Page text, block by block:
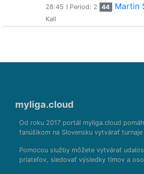
28:45 I Period: 2 44 Martin
Kall
myliga.cloud
Od roku 2017 portál myliga.cloud
fanúšikom na Slovensku vytvárať turnaje
Pomocou služby môžete vytvárať
priateľov, sledovať výsledky tímov a